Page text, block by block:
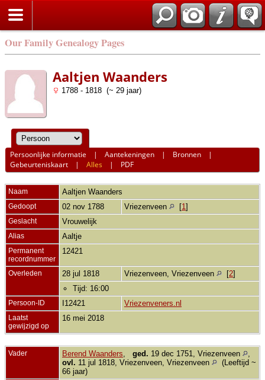
Our Family Genealogy Pages
Aaltjen Waanders
1788 - 1818 (~ 29 jaar)
Persoonlijke informatie |Aantekeningen | Bronnen |
Gebeurteniskaart |Alles | PDF
Naam Aaltjen Waanders
Gedoopt 02 nov 1788 Vriezenveen [1 ]
Geslacht Vrouwelijk
Alias Aaltje
Permanent
recordnummer
12421
Overleden 28 jul 1818 Vriezenveen, Vriezenveen [2]
Tijd: 16:00
Persoon-ID I12421 Vriezenveners.nl
Laatst
gewijzigd op
16 mei 2018
Vader Berend Waanders ged. 19 dec 1751, Vriezenveen
ovl. 11 jul 1818, Vriezenveen, Vriezenveen
(Leeftijd ~
66 jaar)